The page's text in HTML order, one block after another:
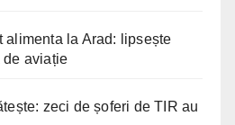
alimenta la Arad: lipsește
de aviație
zeci de șoferi de TIR au